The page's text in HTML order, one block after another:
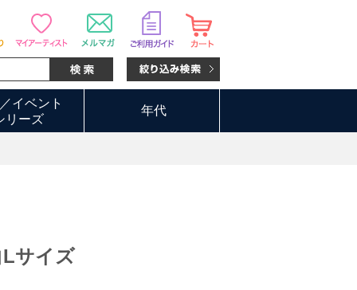
イベント
リーズ
年代
サイズ